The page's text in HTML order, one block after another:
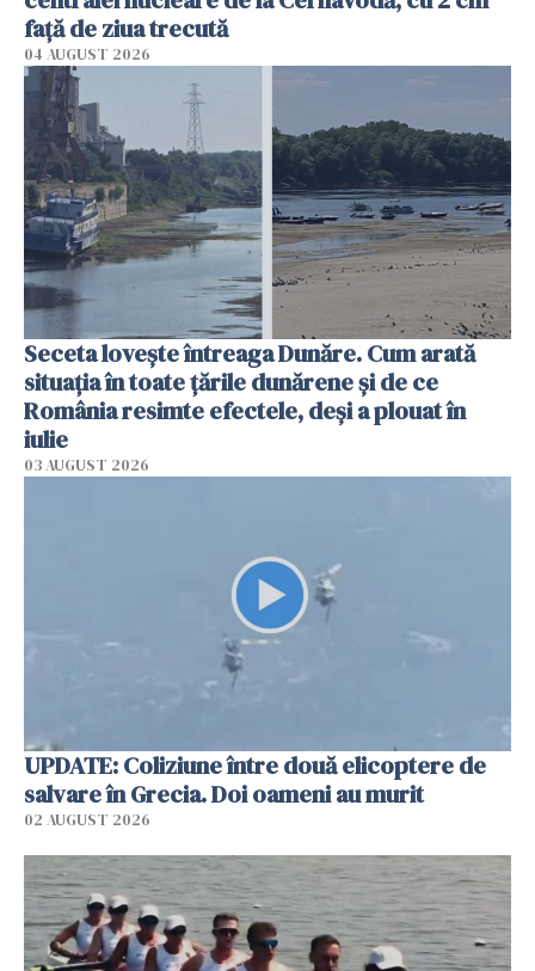
faţă de ziua trecută
04 AUGUST 2026
Seceta lovește întreaga Dunăre. Cum arată
situația în toate țările dunărene și de ce
România resimte efectele, deși a plouat în
iulie
03 AUGUST 2026
UPDATE: Coliziune între două elicoptere de
salvare în Grecia. Doi oameni au murit
02 AUGUST 2026